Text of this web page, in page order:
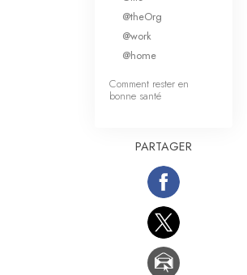
@theOrg
@work
@home
Comment rester en
bonne santé
PARTAGER